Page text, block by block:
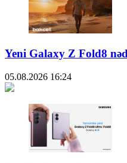
Yeni Galaxy Z Fold8
05.08.2026 16:24